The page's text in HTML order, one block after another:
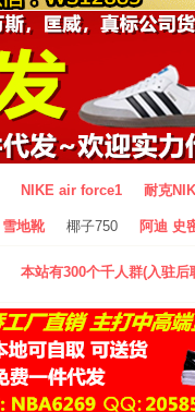
NIKE air force1 耐克
雪地靴 椰子750 阿迪 史
本站有300个千人群(入驻后